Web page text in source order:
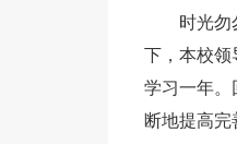
时光勿
下，本校领
学习一年。
断地提高完